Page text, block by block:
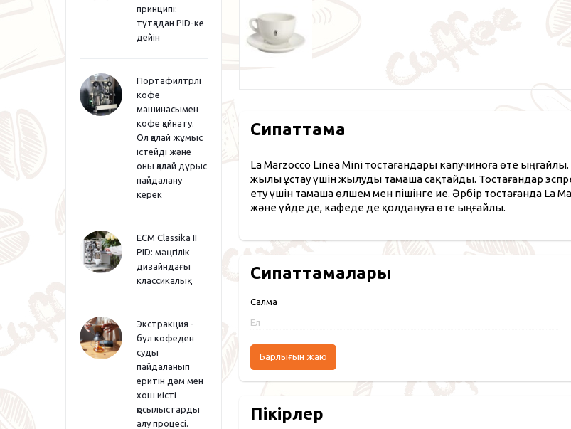
принципі:
тұтқадан PID-ке
дейін
Портафилтрлі
кофе
машинасымен
кофе қайнату.
Ол қалай жұмыс
істейді және
оны қалай дұрыс
пайдалану
керек
ECM Classika II
PID: мәңгілік
дизайндағы
классикалық
Экстракция -
бұл кофеден
суды
пайдаланып
еритін дәм мен
хош иісті
қосылыстарды
алу процесі.
Сипаттама
La Marzocco Linea Mini тостағандары капучиноға өте
жылы ұстау үшін жылуды тамаша сақтайды. Тостағандар
ету үшін тамаша өлшем мен пішінге ие. Әрбір тостағанда La
және үйде де, кафеде де қолдануға өте ыңғайлы.
Сипаттамалары
Салмақ
Ел
Барлығын жаю
Пікірлер